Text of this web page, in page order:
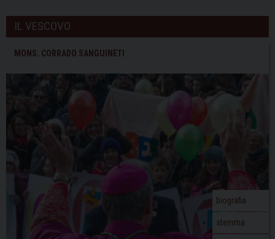
IL VESCOVO
MONS. CORRADO SANGUINETI
biografia
stemma